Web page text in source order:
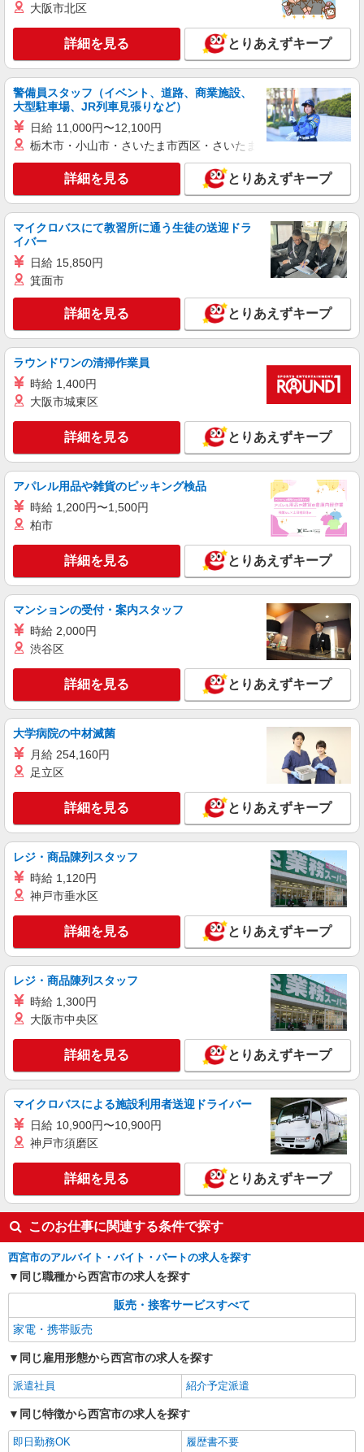
20000円） 業務手当（社内規程として支給） 慶弔
手当育児支援手当（社内規定により支給） ※残業
代支給 ゜+゜・。○。・゜+゜・。○。・゜+゜ 入
社祝い金10万円支給(規定有) お友達を紹介頂くと,
インセンティブ支給(規定有) ゜・。○。・゜
+゜・。○。・゜+゜
キープ 詳細を見る
派遣社員 紹介予定派遣
株式会社シエロ
【au】の携帯販売スタッフ
時給1400円〜 ※残業代支給 ★交通費別途支給
（規定あり） ゜+゜・。○。・゜+゜・。○。・゜
+゜ 入社祝い金10万円支給(規定有) お友達を紹介
頂くと, インセンティブ支給(規定有) ★月2回払
い・週払い可能（規程有）★ ゜・。○。・゜
+゜・。○。・゜+゜
兵庫県西宮市のauショップ
キープ 詳細を見る
派遣社員 紹介予定派遣
株式会社シエロ
【softbank】の携帯販売スタッフ
時給1400円〜1700円（経験・能力による） ※
残業代支給 ★交通費別途支給（規定あり） ゜
+゜・。○。・゜+゜・。○。・゜+゜ 入社祝い金10
ィブ支給(規定有) ★月2回払い・週払い可能（規程
有）★ ゜・。○。・゜+゜・。○。・゜+゜
兵庫県西宮市のsoftbankショップ
詳細を見る
派遣社員 紹介予定派遣
株式会社シエロ
【ソフトバンク】の店舗スタッフ
時給1500円〜1700円（経験・能力による） ※
残業代支給 ★交通費別途支給（規定あり） ゜
+゜・。○。・゜+゜・。○。・゜+゜ 入社祝い金10
万円支給(規定有) お友達を紹介頂くと, インセンテ
ィブ支給(規定有) ★月2回払い・週払い可能（規程
有）★ ゜・。○。・゜+゜・。○。・゜+゜
兵庫県西宮市のsoftbankショップ
キープ 詳細を見る
紹介予定派遣
株式会社シエロ
携帯販売スタッフ【softbank】
月給255500円〜280500円（経験・能力によ
る） （地域手当：24000円を含む） ・賞与あり ・
時間外手当あり（平均残業時間：10h/月） ・地域
手当/職能手当あり ・Workstyle支援金（4000円/
月）あり ・実績によりインセンティブあり ★交通
費別途支給（規定あり） ゜+゜・。○。・゜
+゜・。○。・゜+゜ 入社祝い金10万円支給(規定
有) お友達を紹介頂くと, インセンティブ支給(規定
有) ゜・。○。・゜+゜・。○。・゜+゜
キープ 詳細を見る
株式会社シエロ
スマホ携帯販売【ワイモバイル】
時給1650円〜 ※残業代支給 ★交通費別途支給
+゜ 入社祝い金10万円支給(規定有) お友達を紹介
頂くと, インセンティブ支給(規定有) ★月2回払
い・週払い可能（規程有）★ ゜・。○。・゜
+゜・。○。・゜+゜
兵庫県西宮市の家電量販店
キープ 詳細を見る
派遣社員 紹介予定派遣
株式会社シエロ
人気機種に詳しくなれる携帯販売【楽天モバイ
ル】
時給1400円〜1550円（経験・能力による） ※
残業代支給 ★交通費別途支給（規定あり） ゜
+゜・。○。・゜+゜・。○。・゜+゜ 入社祝い金10
有）★ ゜・。○。・゜+゜・。○。・゜+゜
兵庫県西宮市の家電量販店
キープ 詳細を見る
大阪市北区
詳細を見る とりあえずキープ
警備員スタッフ（イベント、道路、商業施設、
大型駐車場、JR列車見張りなど）
日給 11,000円〜12,100円
栃木市・小山市・さいたま市西区・さいたま市岩槻区・久喜市・
詳細を見る とりあえずキープ
マイクロバスにて教習所に通う生徒の送迎ドラ
イバー
日給 15,850円
箕面市
詳細を見る とりあえずキープ
ラウンドワンの清掃作業員
時給 1,400円
大阪市城東区
詳細を見る とりあえずキープ
アパレル用品や雑貨のピッキング検品
時給 1,200円〜1,500円
柏市
詳細を見る とりあえずキープ
マンションの受付・案内スタッフ
時給 2,000円
渋谷区
詳細を見る とりあえずキープ
大学病院の中材滅菌
月給 254,160円
足立区
詳細を見る とりあえずキープ
レジ・商品陳列スタッフ
時給 1,120円
神戸市垂水区
詳細を見る とりあえずキープ
レジ・商品陳列スタッフ
時給 1,300円
大阪市中央区
詳細を見る とりあえずキープ
マイクロバスによる施設利用者送迎ドライバー
日給 10,900円〜10,900円
神戸市須磨区
詳細を見る とりあえずキープ
このお仕事に関連する条件で探す
西宮市のアルバイト・バイト・パートの求人を探す
同じ職種から西宮市の求人を探す
販売・接客サービスすべて
家電・携帯販売
同じ雇用形態から西宮市の求人を探す
派遣社員 紹介予定派遣
同じ特徴から西宮市の求人を探す
即日勤務OK
履歴書不要